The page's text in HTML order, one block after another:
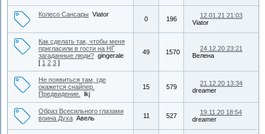
Колесо Сансары Viator
0 196
12.01.21 21:03
Viator
Как сделать так, чтобы меня
пригласили в гости на НГ
загаданные люди? gingerale
[ 1 2 3 ]
49 1570
24.12.20 23:21
Велена
Не появиться там, где
окажется снайпер.
Предвидение.
lkj
15 579
21.12.20 13:34
dreamer
Образ Всесильного глазами
воина Духа Авель 11 527
19.11.20 18:54
dreamer